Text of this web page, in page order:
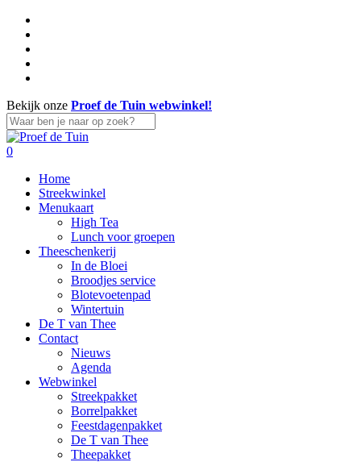
Skip
main
content
Bekijk onze Proef de Tuin webwinkel!
Close
Search
search
account
0
Home
Streekwinkel
Menukaart
High Tea
Lunch voor groepen
Theeschenkerij
In de Bloei
Broodjes service
Blotevoetenpad
Wintertuin
De T van Thee
Contact
Nieuws
Agenda
Webwinkel
Streekpakket
Borrelpakket
Feestdagenpakket
De T van Thee
Theepakket